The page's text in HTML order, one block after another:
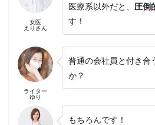
女医
えりさん
医療系以外だと、 圧倒
す！
ライター
ゆり
普通の会社員と付き合
か？
もちろんです！